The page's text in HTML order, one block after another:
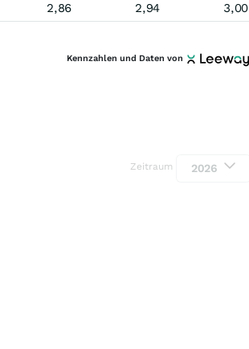
2,86 2,94 3,00
Kennzahlen und Daten von
Zeitraum 2026